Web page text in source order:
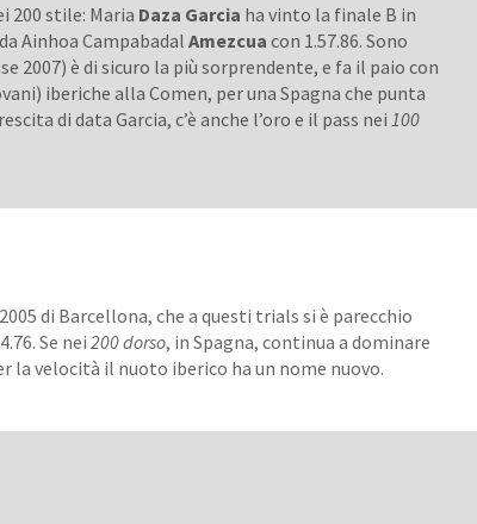
200 stile: Maria Daza Garcia ha vinto la finale B in
Ainhoa CampabadalAmezcua con 1.57.86. Sono
2007) è di sicuro la più sorprendente, e fa il paio con
iberiche alla Comen, per una Spagna che punta
di data Garcia, c’è anche l’oro e il pass nei 100
di Barcellona, che a questi trials si è parecchio
Se nei200 dorso, in Spagna, continua a dominare
la velocità il nuoto iberico ha un nome nuovo.